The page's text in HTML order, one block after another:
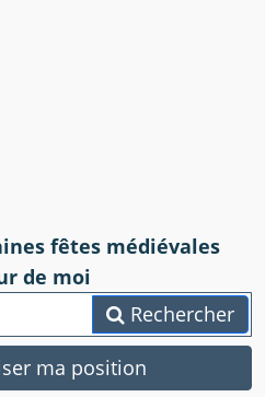
fêtes médiévales
de moi
Rechercher
ma position